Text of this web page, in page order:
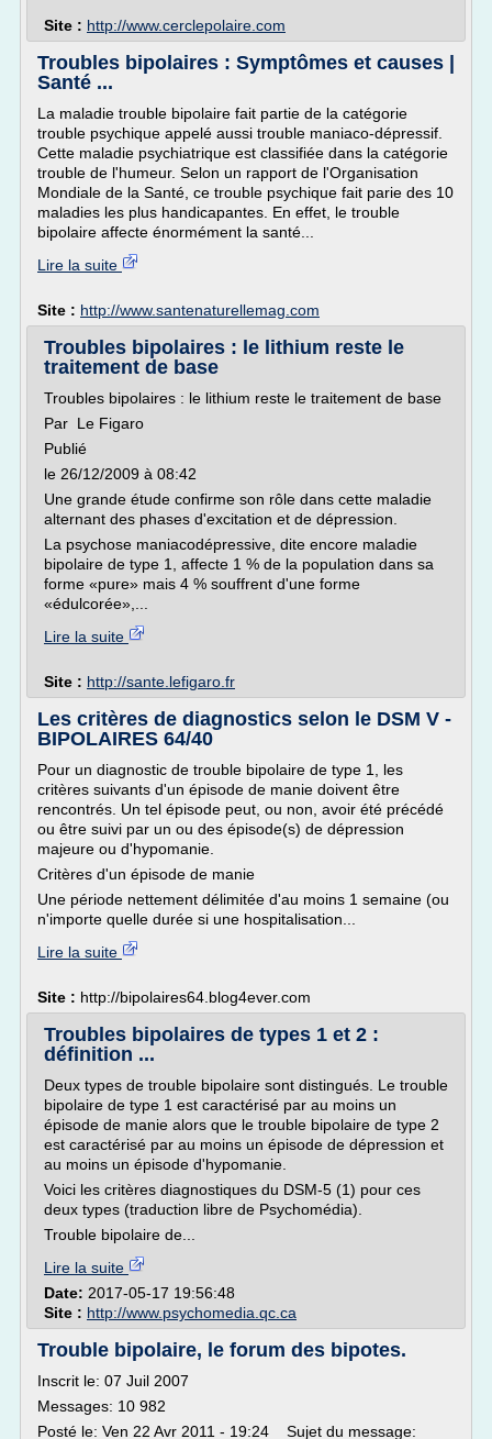
Site : http://www.cerclepolaire.com
Troubles bipolaires : Symptômes et causes |
Santé ...
La maladie trouble bipolaire fait partie de la catégorie
trouble psychique appelé aussi trouble maniaco-dépressif.
Cette maladie psychiatrique est classifiée dans la catégorie
trouble de l'humeur. Selon un rapport de l'Organisation
Mondiale de la Santé, ce trouble psychique fait parie des 10
maladies les plus handicapantes. En effet, le trouble
bipolaire affecte énormément la santé...
Lire la suite
Site : http://www.santenaturellemag.com
Troubles bipolaires : le lithium reste le
traitement de base
Troubles bipolaires : le lithium reste le traitement de base
Par Le Figaro
Publié
le 26/12/2009 à 08:42
Une grande étude confirme son rôle dans cette maladie
alternant des phases d'excitation et de dépression.
La psychose maniacodépressive, dite encore maladie
bipolaire de type 1, affecte 1 % de la population dans sa
forme «pure» mais 4 % souffrent d'une forme
«édulcorée»,...
Lire la suite
Site : http://sante.lefigaro.fr
Les critères de diagnostics selon le DSM V -
BIPOLAIRES 64/40
Pour un diagnostic de trouble bipolaire de type 1, les
critères suivants d'un épisode de manie doivent être
rencontrés. Un tel épisode peut, ou non, avoir été précédé
ou être suivi par un ou des épisode(s) de dépression
majeure ou d'hypomanie.
Critères d'un épisode de manie
Une période nettement délimitée d'au moins 1 semaine (ou
n'importe quelle durée si une hospitalisation...
Lire la suite
Site : http://bipolaires64.blog4ever.com
Troubles bipolaires de types 1 et 2 :
définition ...
Deux types de trouble bipolaire sont distingués. Le trouble
bipolaire de type 1 est caractérisé par au moins un
épisode de manie alors que le trouble bipolaire de type 2
est caractérisé par au moins un épisode de dépression et
au moins un épisode d'hypomanie.
Voici les critères diagnostiques du DSM-5 (1) pour ces
deux types (traduction libre de Psychomédia).
Trouble bipolaire de...
Lire la suite
Date: 2017-05-17 19:56:48
Site : http://www.psychomedia.qc.ca
Trouble bipolaire, le forum des bipotes.
Inscrit le: 07 Juil 2007
Messages: 10 982
Posté le: Ven 22 Avr 2011 - 19:24 Sujet du message: